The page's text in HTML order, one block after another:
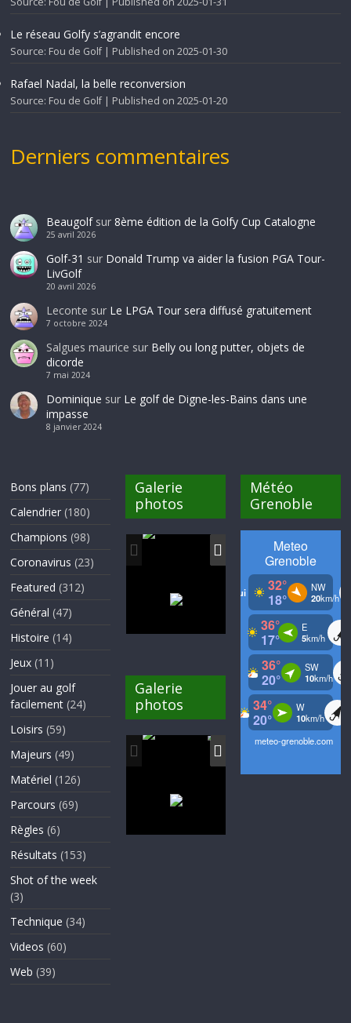
Le réseau Golfy s’agrandit encore
Source: Fou de Golf Published on 2025-01-30
Rafael Nadal, la belle reconversion
Source: Fou de Golf Published on 2025-01-20
Derniers commentaires
Beaugolfsur 8ème édition de la Golfy Cup Catalogne
25 avril 2026
Golf-31 sur Donald Trump va aider la fusion PGA Tour-
LivGolf
20 avril 2026
Leconte sur Le LPGA Tour sera diffusé gratuitement
7 octobre 2024
Salgues maurice sur Belly ou long putter, objets de
dicorde
7 mai 2024
Dominique sur Le golf de Digne-les-Bains dans une
impasse
8 janvier 2024
Bons plans (77)
Calendrier (180)
Champions (98)
Coronavirus (23)
Featured (312)
Général (47)
Histoire (14)
Jeux (11)
Jouer au golf
facilement (24)
Loisirs (59)
Majeurs (49)
Matériel (126)
Parcours (69)
Règles (6)
Résultats (153)
Shot of the week
(3)
Technique (34)
Videos (60)
Web (39)
Galerie
photos
Galerie
photos
Météo
Grenoble